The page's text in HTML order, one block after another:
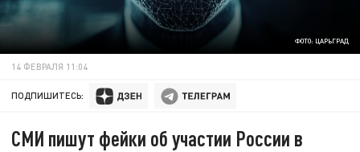
ФОТО: ЦАРЬГРАД
14 ФЕВРАЛЯ 11:04
ПОДПИШИТЕСЬ:
СМИ пишут фейки об участии России в